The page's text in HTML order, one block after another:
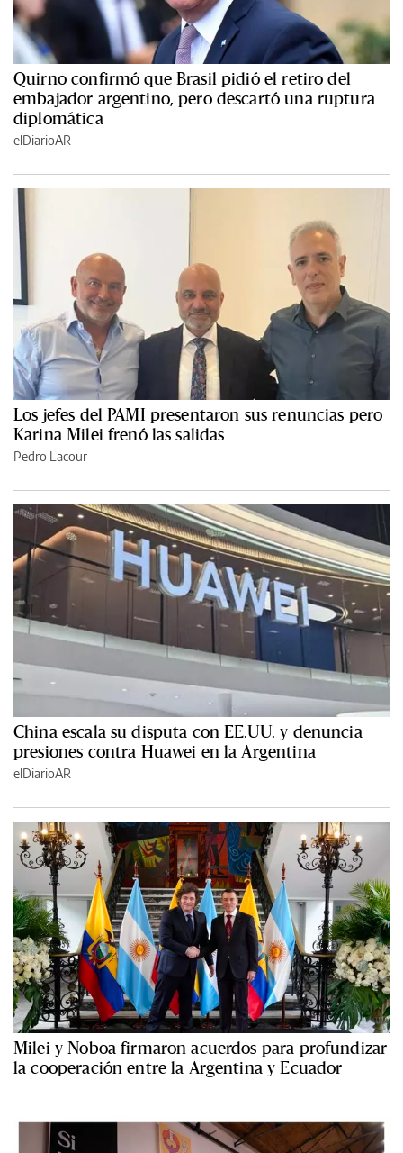
Quirno confirmó que Brasil pidió el retiro del
embajador argentino, pero descartó una ruptura
diplomática
elDiarioAR
Los jefes del PAMI presentaron sus renuncias pero
Karina Milei frenó las salidas
Pedro Lacour
China escala su disputa con EE.UU. y denuncia
presiones contra Huawei en la Argentina
elDiarioAR
Milei y Noboa firmaron acuerdos para profundizar
la cooperación entre la Argentina y Ecuador